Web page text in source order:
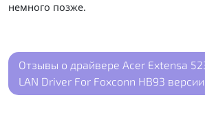
немного позже.
Отзывы о драйвере Acer Extensa
LAN Driver For Foxconn HB93 версии